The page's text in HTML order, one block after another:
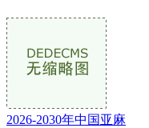
2026-2030年中国亚麻